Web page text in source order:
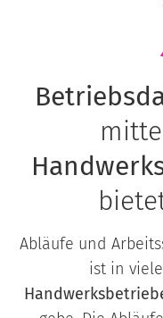
Abläufe und
ist in